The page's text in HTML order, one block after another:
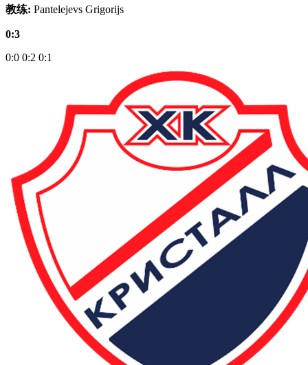
教练: Pantelejevs Grigorijs
0:3
0:0 0:2 0:1